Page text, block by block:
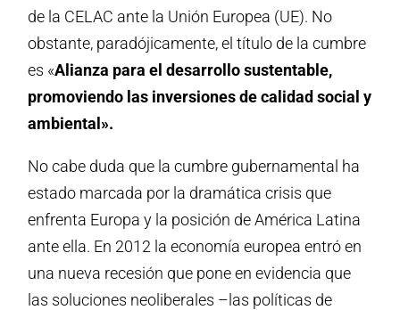
de la CELAC ante la Unión Europea (UE). No
obstante, paradójicamente, el título de la cumbre
es «Alianza para el desarrollo sustentable,
promoviendo las inversiones de calidad social y
ambiental».
No cabe duda que la cumbre gubernamental ha
estado marcada por la dramática crisis que
enfrenta Europa y la posición de América Latina
ante ella. En 2012 la economía europea entró en
una nueva recesión que pone en evidencia que
las soluciones neoliberales –las políticas de